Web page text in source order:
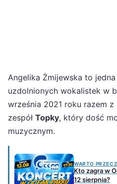
Angelika Żmijewska to
uzdolnionych wokalistek w
września 2021 roku razem
zespół Topky, który dość
muzycznym.
WARTO
Kto zagra w
12 sierpnia?